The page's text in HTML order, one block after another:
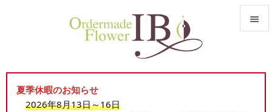


夏季休暇のお知らせ
2026年8月13日～16日